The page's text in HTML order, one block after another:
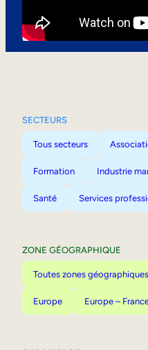
SECTEURS
Tous secteurs
Formation Industrie
Santé Services
ZONE GÉOGRAPHIQUE
Toutes zones géographiques
Europe Europe –